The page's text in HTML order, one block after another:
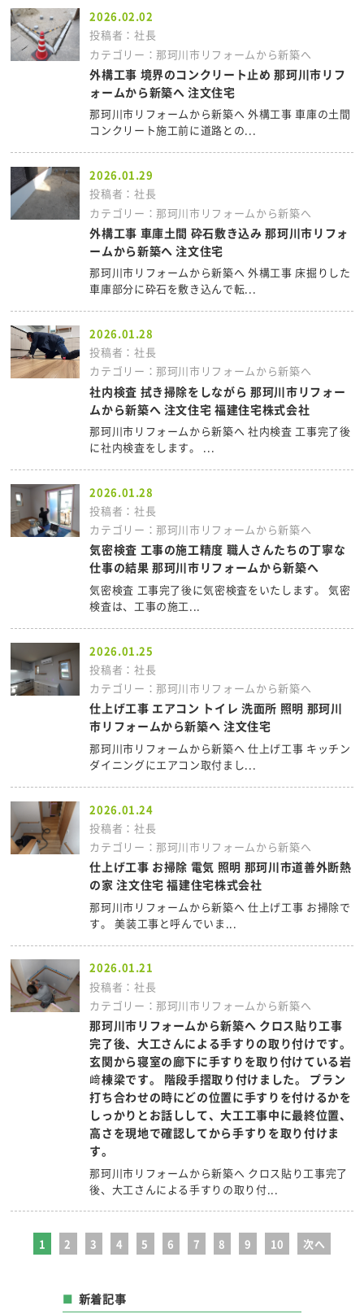
2026.02.02
投稿者：社長
カテゴリー：那珂川市リフォームから新築へ
外構工事 境界のコンクリート止め 那珂川市リフ
ォームから新築へ 注文住宅
那珂川市リフォームから新築へ 外構工事 車庫の土間
コンクリート施工前に道路との...
2026.01.29
投稿者：社長
カテゴリー：那珂川市リフォームから新築へ
外構工事 車庫土間 砕石敷き込み 那珂川市リフォ
ームから新築へ 注文住宅
那珂川市リフォームから新築へ 外構工事 床掘りした
車庫部分に砕石を敷き込んで転...
2026.01.28
投稿者：社長
カテゴリー：那珂川市リフォームから新築へ
社内検査 拭き掃除をしながら 那珂川市リフォー
ムから新築へ 注文住宅 福建住宅株式会社
那珂川市リフォームから新築へ 社内検査 工事完了後
に社内検査をします。 ...
2026.01.28
投稿者：社長
カテゴリー：那珂川市リフォームから新築へ
気密検査 工事の施工精度 職人さんたちの丁寧な
仕事の結果 那珂川市リフォームから新築へ
気密検査 工事完了後に気密検査をいたします。 気密
検査は、工事の施工...
2026.01.25
投稿者：社長
カテゴリー：那珂川市リフォームから新築へ
仕上げ工事 エアコン トイレ 洗面所 照明 那珂川
市リフォームから新築へ 注文住宅
那珂川市リフォームから新築へ 仕上げ工事 キッチン
ダイニングにエアコン取付まし...
2026.01.24
投稿者：社長
カテゴリー：那珂川市リフォームから新築へ
仕上げ工事 お掃除 電気 照明 那珂川市道善外断熱
の家 注文住宅 福建住宅株式会社
那珂川市リフォームから新築へ 仕上げ工事 お掃除で
す。 美装工事と呼んでいま...
2026.01.21
投稿者：社長
カテゴリー：那珂川市リフォームから新築へ
那珂川市リフォームから新築へ クロス貼り工事
完了後、大工さんによる手すりの取り付けです。
玄関から寝室の廊下に手すりを取り付けている岩
﨑棟梁です。 階段手摺取り付けました。 プラン
打ち合わせの時にどの位置に手すりを付けるかを
しっかりとお話しして、大工工事中に最終位置、
高さを現地で確認してから手すりを取り付けま
す。
那珂川市リフォームから新築へ クロス貼り工事完了
後、大工さんによる手すりの取り付...
1 2 3 4 5 6 7 8 9 10 次へ
新着記事